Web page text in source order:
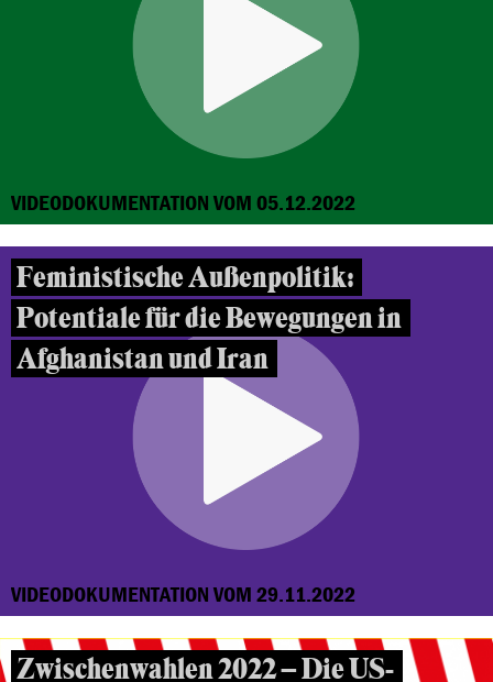
VIDEODOKUMENTATION VOM 05.12.2022
Feministische Außenpolitik:
Potentiale für die Bewegungen in
Afghanistan und Iran
VIDEODOKUMENTATION VOM 29.11.2022
Zwischenwahlen 2022 – Die US-